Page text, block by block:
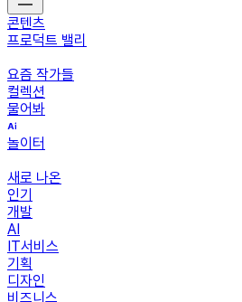
콘텐츠
프로덕트 밸리
요즘 작가들
컬렉션
물어봐
놀이터
새로 나온
인기
개발
AI
IT서비스
기획
디자인
비즈니스